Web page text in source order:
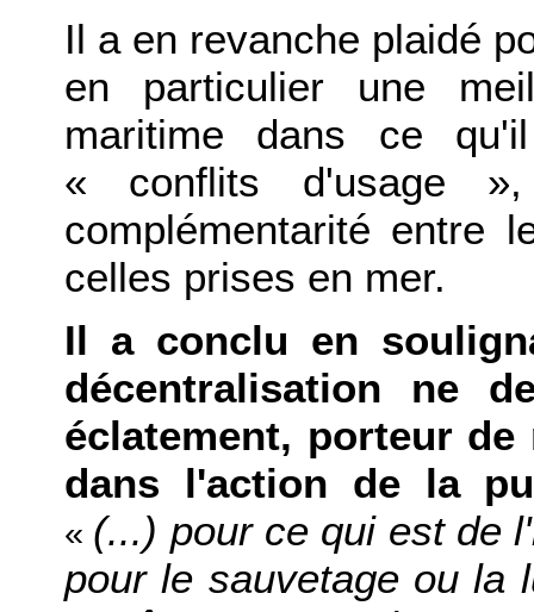
Il a en revanche plaidé
en particulier une
maritime dans ce
« conflits d'usage »,
complémentarité entre
celles prises en mer.
Il a conclu en
décentralisation ne
éclatement, porteur
dans l'action de la
« (...) pour ce qui est de
pour le sauvetage ou la